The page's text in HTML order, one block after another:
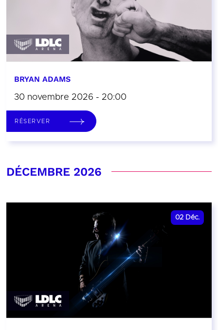
BRYAN ADAMS
30 novembre 2026 - 20:00
RÉSERVER
DÉCEMBRE 2026
02 Déc.